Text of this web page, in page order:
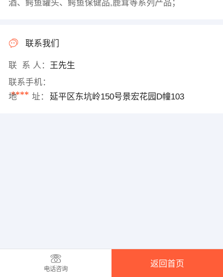
酒、鳄鱼罐头、鳄鱼保健品,鹿茸等系列产品；
联系我们
联 系 人： 王先生
联系手机：
****
地 址： 延平区东坑岭150号景宏花园D幢103
电话咨询
返回首页